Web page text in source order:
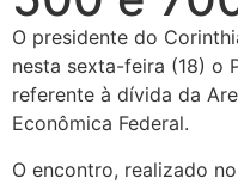
O presidente do
nesta sexta-feira (18) o
referente à dívida da
Econômica Federal.
O encontro, realizado